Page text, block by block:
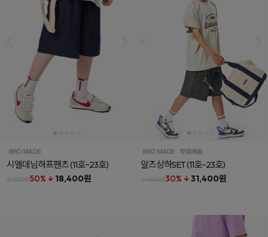
시엘데님하프팬츠(11호~23호)
36,800원50% ↓ 18,400원
알즈상하SET(11호~23호)
44,800원30% ↓ 31,400원